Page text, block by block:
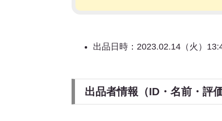
出品日時：2023.02.14（火）
出品者情報（ID・名前・評価